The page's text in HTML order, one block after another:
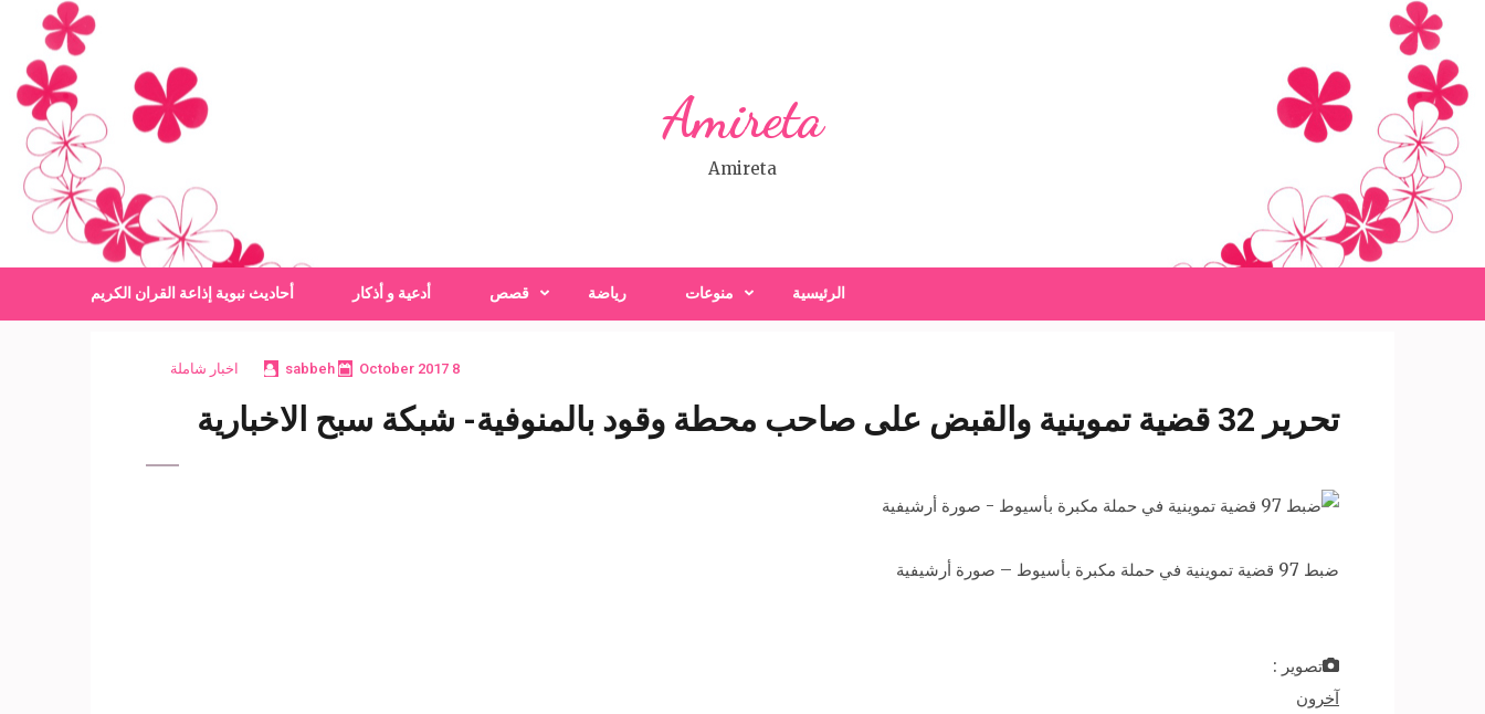
content
(Press
Enter)
Amireta
Amireta
الرئيسية منوعات رياضة قصص أدعية و أذكار أحاديث نبوية إذاعة القران الكريم
8 October 2017
sabbeh اخبار شاملة
تحرير 32 قضية تموينية والقبض على صاحب محطة وقود بالمنوفية- شبكة سبح الاخبارية
ضبط 97 قضية تموينية في حملة مكبرة بأسيوط – صورة أرشيفية
تصوير :
آخرون